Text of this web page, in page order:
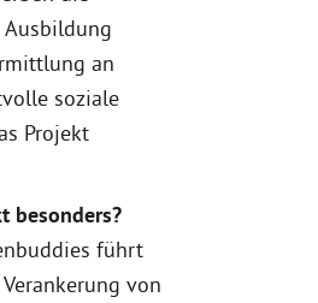
an
soziale
Projekt
besonders?
führt
von